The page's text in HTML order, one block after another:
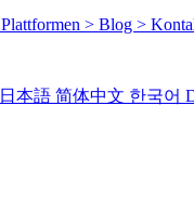
Plattformen > Blog >
日本語 简体中文 한국어